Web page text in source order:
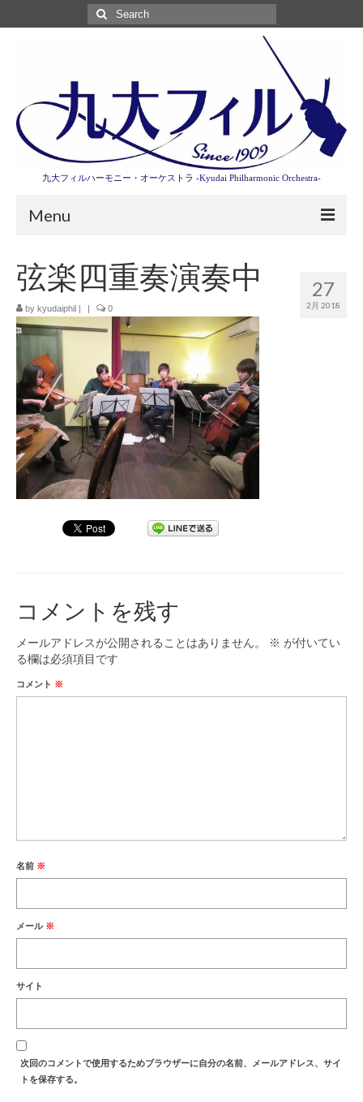
Search
for:
九大フィルハーモニー・オーケストラ -Kyudai Philharmonic Orchestra-
Menu
第3回東京特別演奏会特設ページ
演奏会情報
卒業記念演奏会2027
九大フィルとは
九大フィルの歴史
ご寄付のお願い
演奏会の歴史
出張演奏
九大フィル特集ページ
27
2月 2018
弦楽四重奏演奏中
by kyudaiphil 0
コメントを残す
メールアドレスが公開されることはありません。 ※ が付いてい
る欄は必須項目です
コメント ※
名前 ※
メール ※
サイト
次回のコメントで使用するためブラウザーに自分の名前、メールアドレス、サイ
トを保存する。